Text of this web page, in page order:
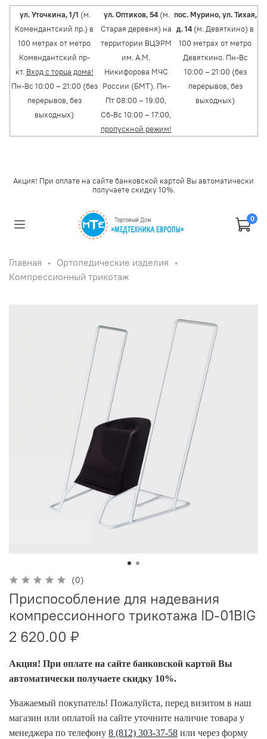
ул. Уточкина, 1/1 (м.
Комендантский пр.) в
100 метрах от метро
Комендантский пр-
кт. Вход с торца дома!
Пн-Вс 10:00 – 21:00 (без
перерывов, без
выходных)
ул. Оптиков, 54 (м.
Старая деревня) на
территории ВЦЭРМ
им. А.М.
Никифорова МЧС
России (БМТ). Пн-
Пт 08:00 – 19:00,
Сб-Вс 10:00 – 17:00,
пропускной режим!
пос. Мурино, ул. Тихая,
д. 14 (м. Девяткино) в
100 метрах от метро
Девяткино. Пн-Вс
10:00 – 21:00 (без
перерывов, без
выходных)
Акция! При оплате на сайте банковской картой Вы автоматически
получаете скидку 10%.
0
Главная
Ортопедические изделия
Компрессионный трикотаж
(0)
Приспособление для надевания
компрессионного трикотажа ID-01BIG
2 620.00 ₽
Акция! При оплате на сайте банковской картой Вы
автоматически получаете скидку 10%.
Уважаемый покупатель! Пожалуйста, перед визитом в наш
магазин или оплатой на сайте уточните наличие товара у
менеджера по телефону 8 (812) 303-37-58 или через форму